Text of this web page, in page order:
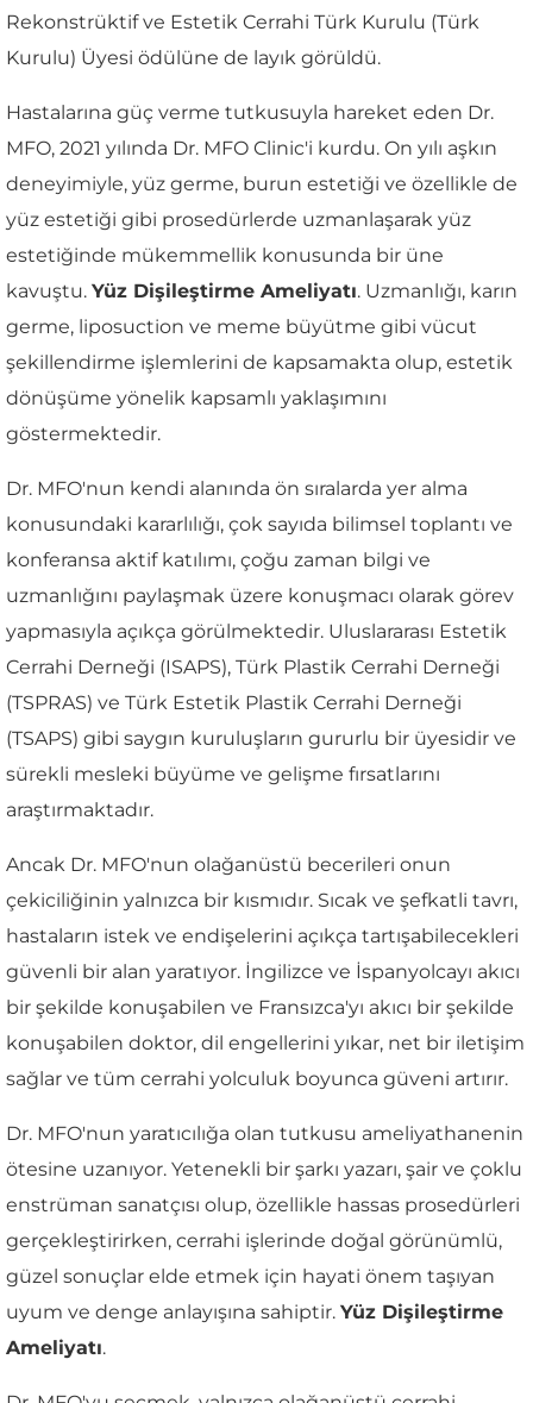
Rekonstrüktif ve Estetik Cerrahi Türk Kurulu (Türk
Kurulu) Üyesi ödülüne de layık görüldü.
Hastalarına güç verme tutkusuyla hareket eden Dr.
MFO, 2021 yılında Dr. MFO Clinic'i kurdu. On yılı aşkın
deneyimiyle, yüz germe, burun estetiği ve özellikle de
yüz estetiği gibi prosedürlerde uzmanlaşarak yüz
estetiğinde mükemmellik konusunda bir üne
kavuştu. Yüz Dişileştirme Ameliyatı. Uzmanlığı, karın
germe, liposuction ve meme büyütme gibi vücut
şekillendirme işlemlerini de kapsamakta olup, estetik
dönüşüme yönelik kapsamlı yaklaşımını
göstermektedir.
Dr. MFO'nun kendi alanında ön sıralarda yer alma
konusundaki kararlılığı, çok sayıda bilimsel toplantı ve
konferansa aktif katılımı, çoğu zaman bilgi ve
uzmanlığını paylaşmak üzere konuşmacı olarak görev
yapmasıyla açıkça görülmektedir. Uluslararası Estetik
Cerrahi Derneği (ISAPS), Türk Plastik Cerrahi Derneği
(TSPRAS) ve Türk Estetik Plastik Cerrahi Derneği
(TSAPS) gibi saygın kuruluşların gururlu bir üyesidir ve
sürekli mesleki büyüme ve gelişme fırsatlarını
araştırmaktadır.
Ancak Dr. MFO'nun olağanüstü becerileri onun
çekiciliğinin yalnızca bir kısmıdır. Sıcak ve şefkatli tavrı,
hastaların istek ve endişelerini açıkça tartışabilecekleri
güvenli bir alan yaratıyor. İngilizce ve İspanyolcayı akıcı
bir şekilde konuşabilen ve Fransızca'yı akıcı bir şekilde
konuşabilen doktor, dil engellerini yıkar, net bir iletişim
sağlar ve tüm cerrahi yolculuk boyunca güveni artırır.
Dr. MFO'nun yaratıcılığa olan tutkusu ameliyathanenin
ötesine uzanıyor. Yetenekli bir şarkı yazarı, şair ve çoklu
enstrüman sanatçısı olup, özellikle hassas prosedürleri
gerçekleştirirken, cerrahi işlerinde doğal görünümlü,
güzel sonuçlar elde etmek için hayati önem taşıyan
uyum ve denge anlayışına sahiptir. Yüz Dişileştirme
Ameliyatı.